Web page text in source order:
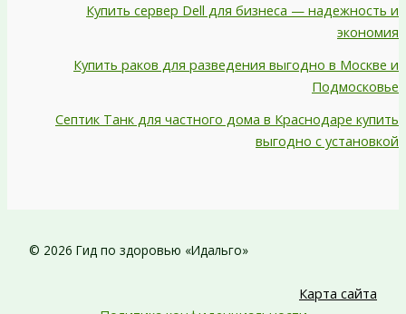
Купить сервер Dell для бизнеса — надежность и
экономия
Купить раков для разведения выгодно в Москве и
Подмосковье
Септик Танк для частного дома в Краснодаре купить
выгодно с установкой
© 2026 Гид по здоровью «Идальго»
Карта сайта